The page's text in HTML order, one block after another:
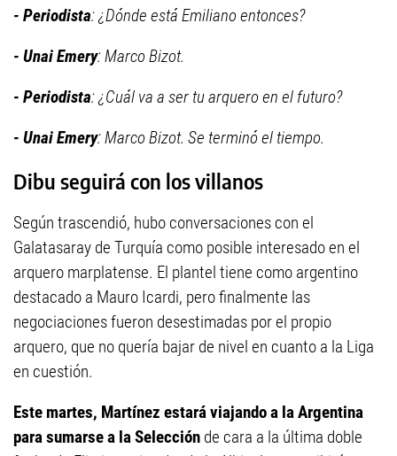
- Periodista: ¿Dónde está Emiliano entonces?
- Unai Emery: Marco Bizot.
- Periodista: ¿Cuál va a ser tu arquero en el futuro?
- Unai Emery: Marco Bizot. Se terminó el tiempo.
Dibu seguirá con los villanos
Según trascendió, hubo conversaciones con el
Galatasaray de Turquía como posible interesado en el
arquero marplatense. El plantel tiene como argentino
destacado a Mauro Icardi, pero finalmente las
negociaciones fueron desestimadas por el propio
arquero, que no quería bajar de nivel en cuanto a la Liga
en cuestión.
Este martes, Martínez estará viajando a la Argentina
para sumarse a la Selección de cara a la última doble